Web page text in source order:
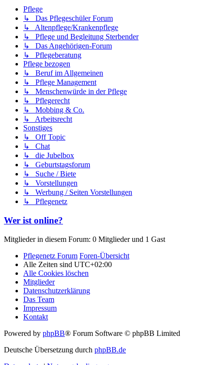
Pflege
↳ Das Pflegeschüler Forum
↳ Altenpflege/Krankenpflege
↳ Pflege und Begleitung Sterbender
↳ Das Angehörigen-Forum
↳ Pflegeberatung
Pflege bezogen
↳ Beruf im Allgemeinen
↳ Pflege Management
↳ Menschenwürde in der Pflege
↳ Pflegerecht
↳ Mobbing & Co.
↳ Arbeitsrecht
Sonstiges
↳ Off Topic
↳ Chat
↳ die Jubelbox
↳ Geburtstagsforum
↳ Suche / Biete
↳ Vorstellungen
↳ Werbung / Seiten Vorstellungen
↳ Pflegenetz
Wer ist online?
Mitglieder in diesem Forum: 0 Mitglieder und 1 Gast
Pflegenetz Forum Foren-Übersicht
Alle Zeiten sind UTC+02:00
Alle Cookies löschen
Mitglieder
Datenschutzerklärung
Das Team
Impressum
Kontakt
Powered by phpBB® Forum Software © phpBB Limited
Deutsche Übersetzung durch phpBB.de